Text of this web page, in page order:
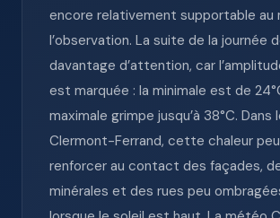
encore relativement supportable au
l’observation. La suite de la journée
davantage d’attention, car
est marquée : la minimale est de
maximale grimpe jusqu’à 38°C.
Clermont-Ferrand, cette chaleur
renforcer au contact des façades,
minérales et des rues peu